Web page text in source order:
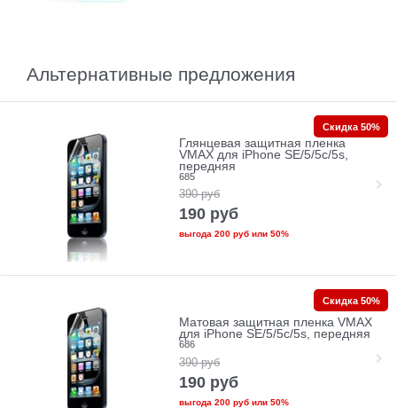
Альтернативные предложения
Глянцевая защитная пленка
VMAX для iPhone SE/5/5c/5s,
передняя
685
390 руб
190 руб
выгода 200 рубили 50%
Скидка 50%
Матовая защитная пленка VMAX
для iPhone SE/5/5c/5s, передняя
686
390 руб
190 руб
выгода 200 рубили 50%
Скидка 50%